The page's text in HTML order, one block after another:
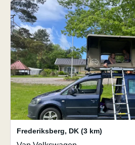
Frederiksberg, DK (3 km)